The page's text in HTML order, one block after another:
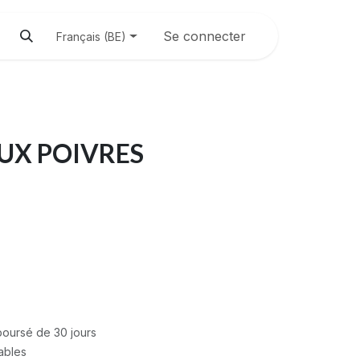
Français (BE) Se connecter
POIVRES
de 30 jours